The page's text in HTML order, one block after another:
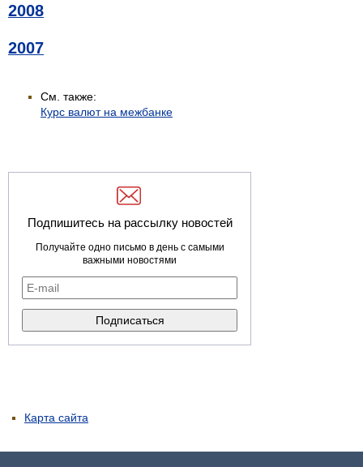
2008
2007
См. также:
Курс валют на межбанке
Подпишитесь на рассылку новостей
Получайте одно письмо в день с самыми
важными новостями
Карта сайта